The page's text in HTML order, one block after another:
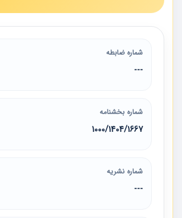
شماره ضابطه
---
شماره بخشنامه
1667/‏1404/‏1000
شماره نشریه
---